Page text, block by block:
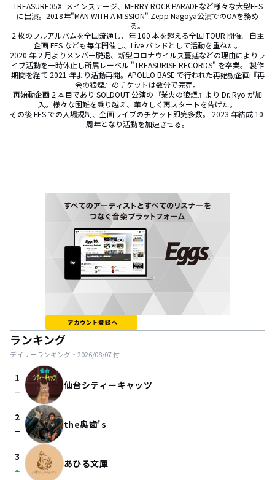
TREASURE05X  メインステージ、MERRY ROCK PARADEなど様々な大型FES
に出演。2018年"MAN WITH A MISSION" Zepp Nagoya公演でのOAを務め
る。
2 枚のフルアルバムを全国流通し、年 100 本を超える全国 TOUR 開催。自主
企画 FES なども毎年開催し、Live バンドとして活動を重ねた。
2020 年 2 月よりメンバー脱退、新型コロナウイルス蔓延などの理由によりラ
イブ活動を一時休止し所属レーベル "TREASURISE RECORDS" を卒業。 製作
期間を経て 2021 年より活動再開。APOLLO BASE で行われた再始動企画『再
会の狼煙』のチケットは数分で完売。
再始動企画 2 本目であり SOLDOUT 公演の『業火の狼煙』より Dr. Ryo が加
入。様々な困難を乗り越え、華々しく再スタートを告げた。
その後 FES での入場規制、企画ライブのチケット即完多数。 2023 年結成 10
周年となり活動を加速させる。
ランキング
デイリーランキング・ 2026/08/07付
1
check_indeterminate_small 仙台シティーキャッツ
2
check_indeterminate_small the奥歯's
3
arrow_drop_up あひる文庫